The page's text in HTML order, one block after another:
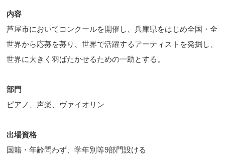
内容
芦屋市においてコンクールを開催し、兵庫県をはじめ全国・全
世界から応募を募り、世界で活躍するアーティストを発掘し、
世界に大きく羽ばたかせるための一助とする。
部門
ピアノ、声楽、ヴァイオリン
出場資格
国籍・年齢問わず、学年別等9部門設ける